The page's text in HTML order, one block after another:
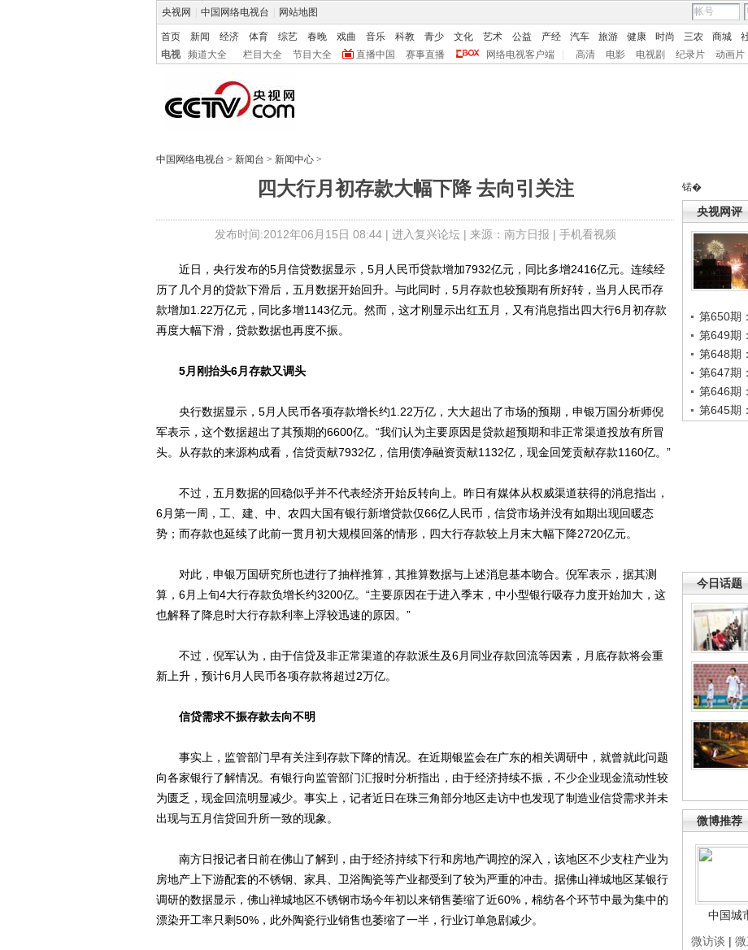
央视网 中国网络电视台 网站地图
首页 新闻 经济 体育 综艺 春晚 戏曲 音乐 科教 青少 文化 艺术 公益 产经 汽车 旅游 健康 时尚 三农 商城
电视
频道大全 栏目大全 节目大全 直播中国 赛事直播 网络电视客户端 高清 电影 电视剧 纪录片 动画片
中国网络电视台 > 新闻台 > 新闻中心 >
四大行月初存款大幅下降 去向引关注
发布时间:2012年06月15日 08:44 | 进入复兴论坛| 来源：南方日报 | 手机看视频
锘�
央视网评
第650期
第649期
第648期
第647期
第646期
第645期
今日话题
微博推荐
中国城
微访谈 |
近日，央行发布的5月信贷数据显示，5月人民币贷款增加7932亿元，同比多增2416亿元。连续经
历了几个月的贷款下滑后，五月数据开始回升。与此同时，5月存款也较预期有所好转，当月人民币存
款增加1.22万亿元，同比多增1143亿元。然而，这才刚显示出红五月，又有消息指出四大行6月初存款
再度大幅下滑，贷款数据也再度不振。
5月刚抬头6月存款又调头
央行数据显示，5月人民币各项存款增长约1.22万亿，大大超出了市场的预期，申银万国分析师倪
军表示，这个数据超出了其预期的6600亿。“我们认为主要原因是贷款超预期和非正常渠道投放有所冒
头。从存款的来源构成看，信贷贡献7932亿，信用债净融资贡献1132亿，现金回笼贡献存款1160亿。”
不过，五月数据的回稳似乎并不代表经济开始反转向上。昨日有媒体从权威渠道获得的消息指出，
6月第一周，工、建、中、农四大国有银行新增贷款仅66亿人民币，信贷市场并没有如期出现回暖态
势；而存款也延续了此前一贯月初大规模回落的情形，四大行存款较上月末大幅下降2720亿元。
对此，申银万国研究所也进行了抽样推算，其推算数据与上述消息基本吻合。倪军表示，据其测
算，6月上旬4大行存款负增长约3200亿。“主要原因在于进入季末，中小型银行吸存力度开始加大，这
也解释了降息时大行存款利率上浮较迅速的原因。”
不过，倪军认为，由于信贷及非正常渠道的存款派生及6月同业存款回流等因素，月底存款将会重
新上升，预计6月人民币各项存款将超过2万亿。
信贷需求不振存款去向不明
事实上，监管部门早有关注到存款下降的情况。在近期银监会在广东的相关调研中，就曾就此问题
向各家银行了解情况。有银行向监管部门汇报时分析指出，由于经济持续不振，不少企业现金流动性较
为匮乏，现金回流明显减少。事实上，记者近日在珠三角部分地区走访中也发现了制造业信贷需求并未
出现与五月信贷回升所一致的现象。
南方日报记者日前在佛山了解到，由于经济持续下行和房地产调控的深入，该地区不少支柱产业为
房地产上下游配套的不锈钢、家具、卫浴陶瓷等产业都受到了较为严重的冲击。据佛山禅城地区某银行
调研的数据显示，佛山禅城地区不锈钢市场今年初以来销售萎缩了近60%，棉纺各个环节中最为集中的
漂染开工率只剩50%，此外陶瓷行业销售也萎缩了一半，行业订单急剧减少。